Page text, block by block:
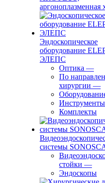
аргоноплазменная
Эндоскопическое
оборудование
ЭЛЕПС
Оптика —
По
хирургии —
Инструменты
Комплекты
системы
стойки —
Эндоскопы